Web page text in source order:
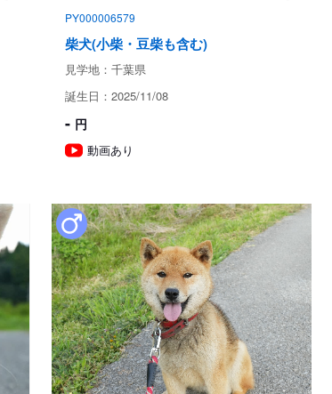
PY000006579
柴犬(小柴・豆柴も含む)
見学地：千葉県
誕生日：2025/11/08
- 円
動画あり